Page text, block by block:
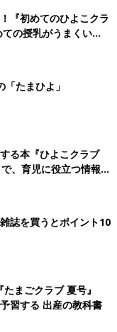
『初めてのひよこクラ
の授乳がうまくい
夏のトラブル 解決テ
たまひよ」
る本『ひよこクラブ
、育児に役立つ情報が
誌を買うとポイント10
まごクラブ 夏号』
習する 出産の教科書